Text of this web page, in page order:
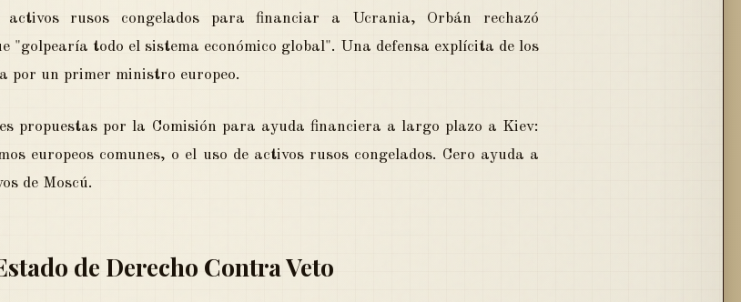
rusos congelados para financiar a Ucrania, Orbán rechazó
"golpearía todo el sistema económico global". Una defensa explícita de los
por un primer ministro europeo.
propuestas por la Comisión para ayuda financiera a largo plazo a Kiev:
europeos comunes, o el uso de activos rusos congelados. Cero ayuda a
de Moscú.
de Derecho Contra Veto